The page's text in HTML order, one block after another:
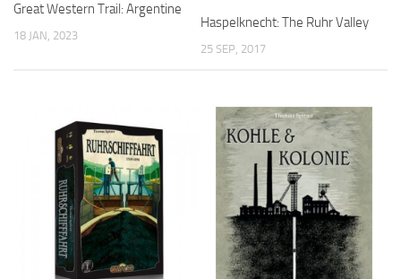
Great Western Trail: Argentine
18 JAN, 2023
Haspelknecht: The Ruhr Valley
25 SEP, 2017